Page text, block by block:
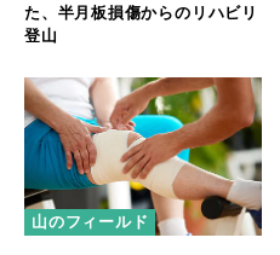
た、半月板損傷からのリハビリ
登山
山のフィールド